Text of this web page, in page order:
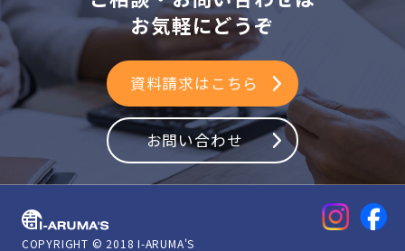
お気軽にどうぞ
資料請求はこちら
お問い合わせ
COPYRIGHT © 2018 I-ARUMA'S